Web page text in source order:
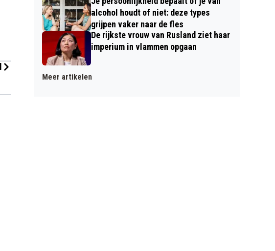
alcohol houdt of niet: deze types
grijpen vaker naar de fles
De rijkste vrouw van Rusland ziet haar
imperium in vlammen opgaan
Meer artikelen